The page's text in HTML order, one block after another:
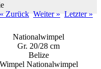
« Zurück Weiter » Letzter »
Nationalwimpel
Gr. 20/28 cm
Belize
Wimpel Nationalwimpel